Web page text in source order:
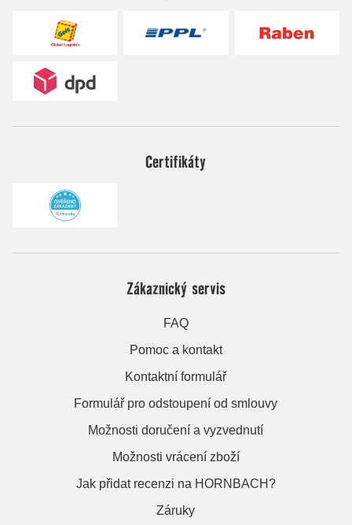
Certifikáty
Zákaznický servis
FAQ
Pomoc a kontakt
Kontaktní formulář
Formulář pro odstoupení od smlouvy
Možnosti doručení a vyzvednutí
Možnosti vrácení zboží
Jak přidat recenzi na HORNBACH?
Záruky